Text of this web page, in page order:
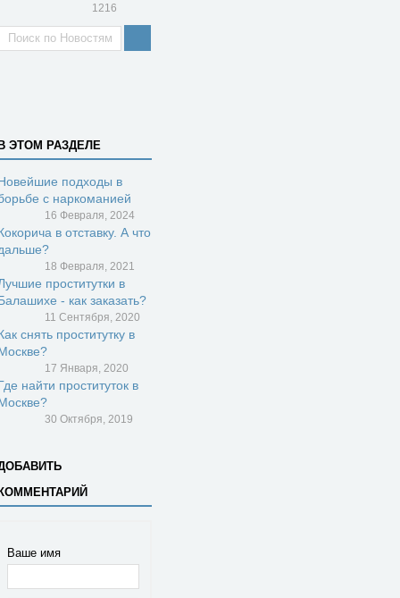
1216
ЭТОМ РАЗДЕЛЕ
подходы в
с наркоманией
16 Февраля, 2024
в отставку. А что
18 Февраля, 2021
проститутки в
- как заказать?
11 Сентября, 2020
снять проститутку в
17 Января, 2020
найти проституток в
30 Октября, 2019
Ваше имя